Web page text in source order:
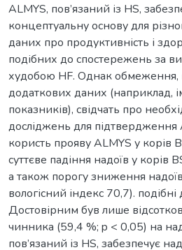
ALMYS, пов’язаний із HS,
концептуальну основу для
даних про продуктивність і
подібних до спостережень за
худобою HF. Однак обмеження,
додаткових даних (наприклад,
показників), свідчать про
досліджень для підтвердження
користь прояву ALMYS у корів
суттєве падіння надоїв у корів
а також порогу зниження
вологісний індекс 70,7). подібні
Достовірним був лише
чинника (59,4 %; p < 0,05) на
пов’язаний із HS, забезпечує